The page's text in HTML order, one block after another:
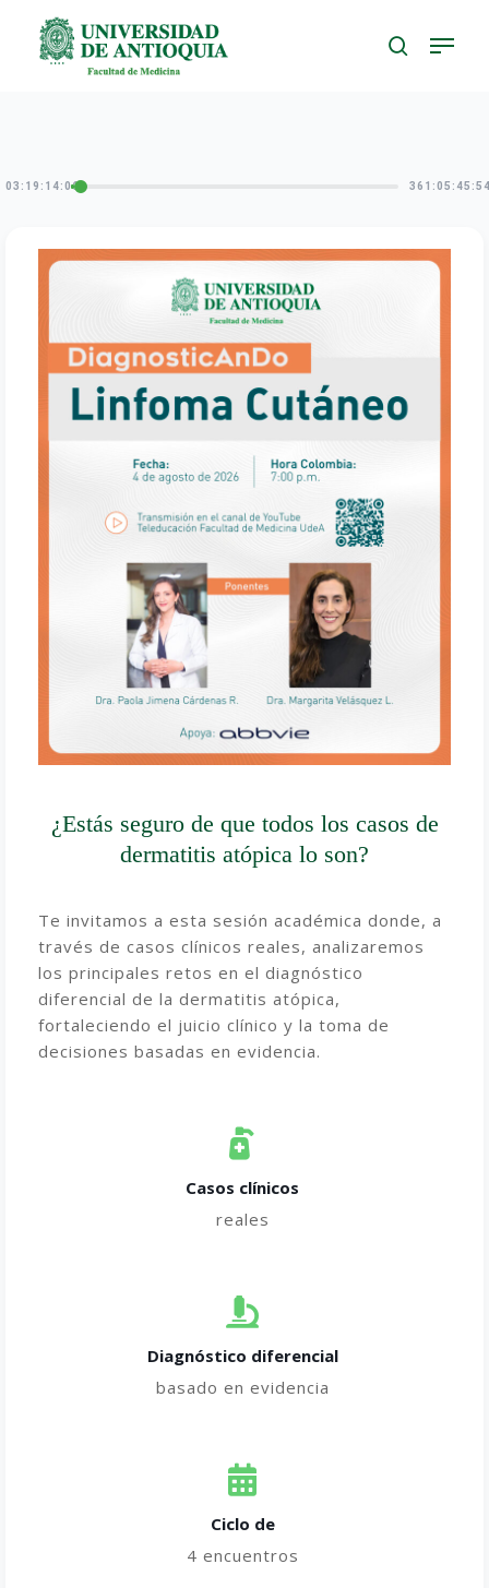
03:19:14:07
¿Estás seguro de que todos los casos de
dermatitis atópica lo son?
Te invitamos a esta sesión académica donde, a
través de casos clínicos reales, analizaremos
los principales retos en el diagnóstico
diferencial de la dermatitis atópica,
fortaleciendo el juicio clínico y la toma de
decisiones basadas en evidencia.
Casos clínicos
reales
Diagnóstico diferencial
basado en evidencia
Ciclo de
4 encuentros